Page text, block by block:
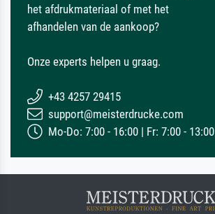
het afdrukmateriaal of met het
afhandelen van de aankoop?
Onze experts helpen u graag.
+43 4257 29415
support@meisterdrucke.com
Mo-Do: 7:00 - 16:00 | Fr: 7:00 - 13:00